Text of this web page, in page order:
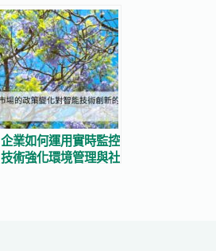
企業如何運用實時監控
技術強化環境管理與社